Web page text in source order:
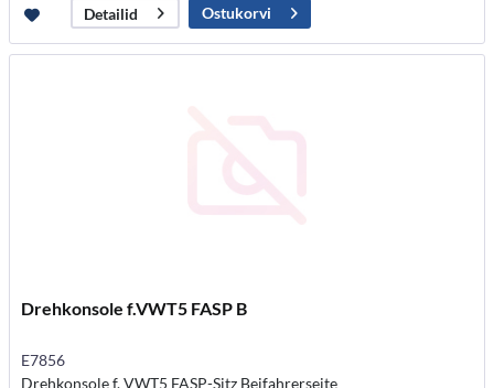
Detailid
Ostukorvi
Drehkonsole f.VWT5 FASP B
E7856
Drehkonsole f. VWT5 FASP-Sitz Beifahrerseite